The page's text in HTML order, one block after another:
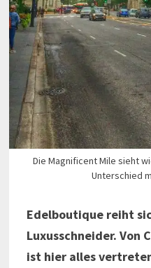
Die Magnificent Mile sieht
Unterschied
Edelboutique reiht
Luxusschneider. Von
ist hier alles